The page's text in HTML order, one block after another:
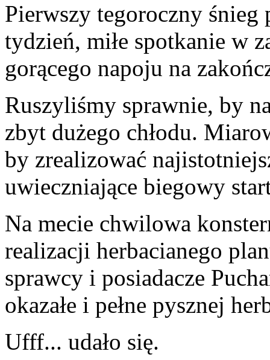
Pierwszy tegoroczny
tydzień, miłe spotkanie w
gorącego napoju na
Ruszyliśmy sprawnie, by
zbyt dużego chłodu.
by zrealizować
uwieczniające biegowy
Na mecie chwilowa
realizacji herbacianego
sprawcy i posiadacze
okazałe i pełne pysznej
Ufff... udało się.